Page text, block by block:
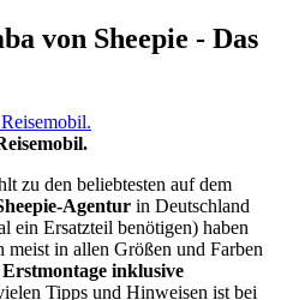
von Sheepie - Das
zu den beliebtesten auf dem
Agentur in Deutschland
ein Ersatzteil benötigen) haben
meist in allen Größen und Farben
Erstmontage inklusive
Tipps und Hinweisen ist bei